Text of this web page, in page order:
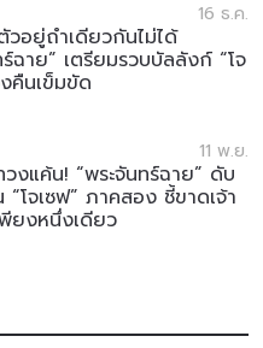
16 ธ.ค.
วอยู่ถ้ำเดียวกันไม่ได้
ร์ฉาย” เตรียมรวบบัลลังก์ “โจ
คืนเข็มขัด
11 พ.ย.
วงแค้น! “พระจันทร์ฉาย” ดับ
“โจเซฟ” ภาคสอง ชี้ขาดเจ้า
ยงหนึ่งเดียว